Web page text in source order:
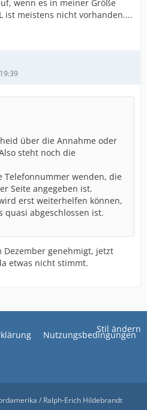
wenn es in meiner Größe
ist meistens nicht vorhanden....
über die Annahme oder
steht noch die
Telefonnummer wenden, die
Seite angegeben ist.
erst weiterhelfen können,
quasi abgeschlossen ist.
Dezember genehmigt, jetzt
etwas nicht stimmt.
Stil ändern
Nutzungsbedingungen
/ Ralph-Erich Hildebrandt